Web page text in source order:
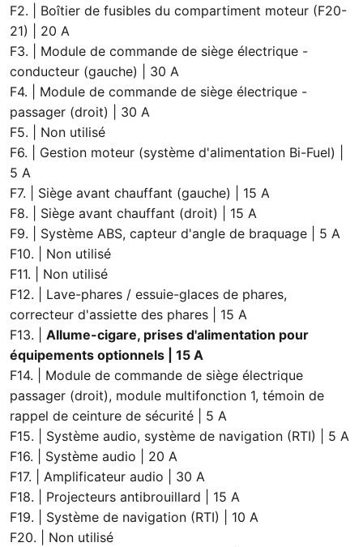
F2. | Boîtier de fusibles du compartiment moteur (F20-
21) | 20 A
F3. | Module de commande de siège électrique -
conducteur (gauche) | 30 A
F4. | Module de commande de siège électrique -
passager (droit) | 30 A
F5. | Non utilisé
F6. | Gestion moteur (système d'alimentation Bi-Fuel) |
5 A
F7. | Siège avant chauffant (gauche) | 15 A
F8. | Siège avant chauffant (droit) | 15 A
F9. | Système ABS, capteur d'angle de braquage | 5 A
F10. | Non utilisé
F11. | Non utilisé
F12. | Lave-phares / essuie-glaces de phares,
correcteur d'assiette des phares | 15 A
F13. | Allume-cigare, prises d'alimentation pour
équipements optionnels | 15 A
F14. | Module de commande de siège électrique
passager (droit), module multifonction 1, témoin de
rappel de ceinture de sécurité | 5 A
F15. | Système audio, système de navigation (RTI) | 5 A
F16. | Système audio | 20 A
F17. | Amplificateur audio | 30 A
F18. | Projecteurs antibrouillard | 15 A
F19. | Système de navigation (RTI) | 10 A
F20. | Non utilisé